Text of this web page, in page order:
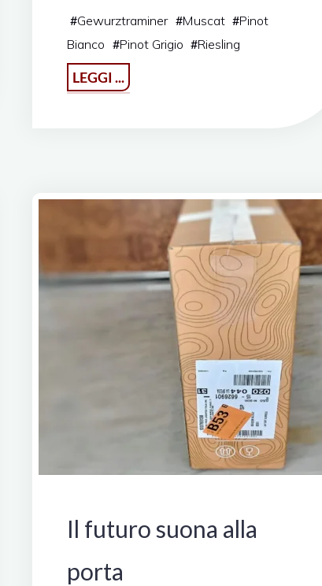
#Gewurztraminer #Muscat #Pinot
Bianco #Pinot Grigio #Riesling
LEGGI ...
Il futuro suona alla
porta